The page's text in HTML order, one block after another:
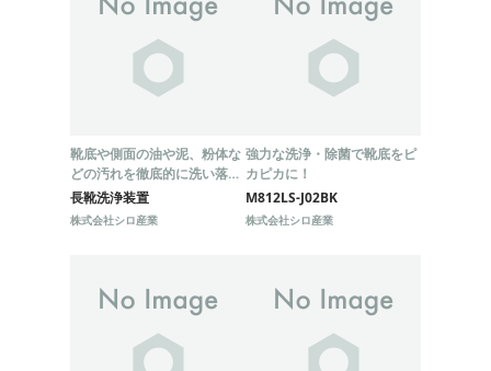
靴底や側面の油や泥、粉体な
どの汚れを徹底的に洗い落と
します
長靴洗浄装置
株式会社シロ産業
強力な洗浄・除菌で靴底をピ
カピカに！
M812LS-J02BK
株式会社シロ産業